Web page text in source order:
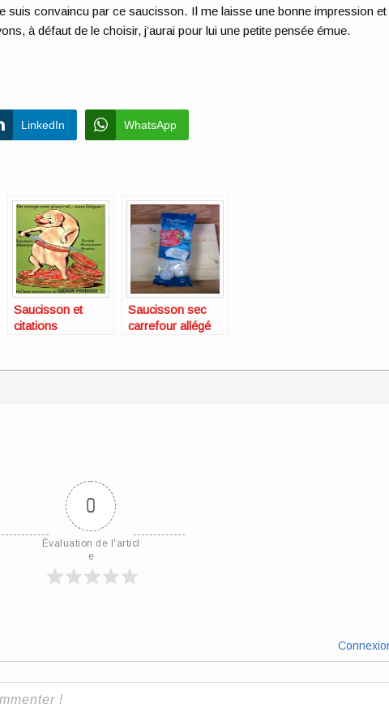
suis convaincu par ce saucisson. Il me laisse une bonne impression et
à défaut de le choisir, j’aurai pour lui une petite pensée émue.
LinkedIn WhatsApp
Saucisson et
citations
Saucisson sec
carrefour allégé
0
Évaluation de l'articl
e